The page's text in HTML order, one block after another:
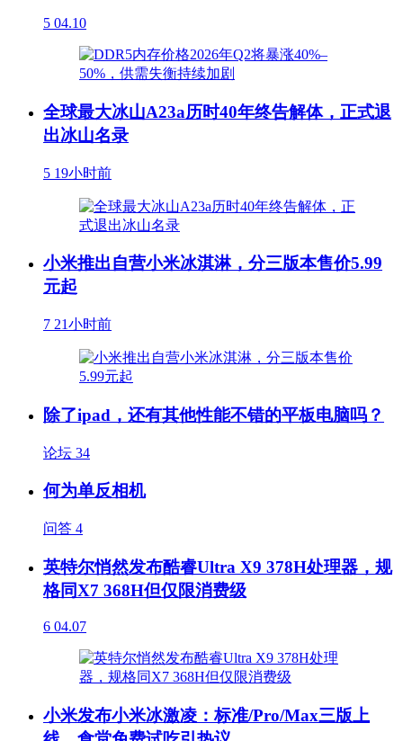
5 04.10
全球最大冰山A23a历时40年终告解体，正式退
出冰山名录
5 19小时前
小米推出自营小米冰淇淋，分三版本售价5.99
元起
7 21小时前
除了ipad，还有其他性能不错的平板电脑吗？
论坛 34
何为单反相机
问答 4
英特尔悄然发布酷睿Ultra X9 378H处理器，规
格同X7 368H但仅限消费级
6 04.07
小米发布小米冰激凌：标准/Pro/Max三版上